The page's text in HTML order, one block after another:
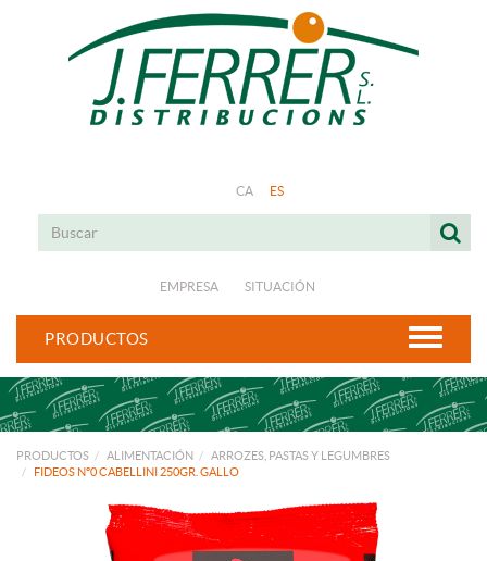
CA ES
EMPRESA SITUACIÓN
PRODUCTOS
PRODUCTOS ALIMENTACIÓN
ARROZES, PASTAS Y LEGUMBRES
FIDEOS Nº0 CABELLINI 250GR. GALLO